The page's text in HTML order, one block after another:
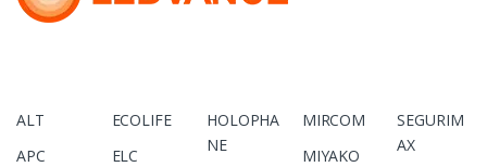
ALT
APC
ECOLIFE
ELC
HOLOPHA
NE
MIRCOM
MIYAKO
SEGURIM
AX